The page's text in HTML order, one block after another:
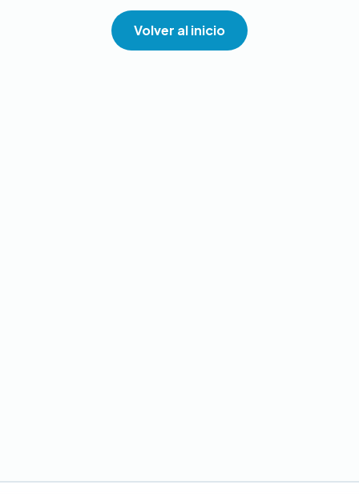
Volver al inicio